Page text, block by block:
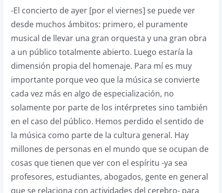
-El concierto de ayer [por el viernes] se puede ver
desde muchos ámbitos: primero, el puramente
musical de llevar una gran orquesta y una gran obra
a un público totalmente abierto. Luego estaría la
dimensión propia del homenaje. Para mí es muy
importante porque veo que la música se convierte
cada vez más en algo de especialización, no
solamente por parte de los intérpretes sino también
en el caso del público. Hemos perdido el sentido de
la música como parte de la cultura general. Hay
millones de personas en el mundo que se ocupan de
cosas que tienen que ver con el espíritu -ya sea
profesores, estudiantes, abogados, gente en general
que se relaciona con actividades del cerebro- para